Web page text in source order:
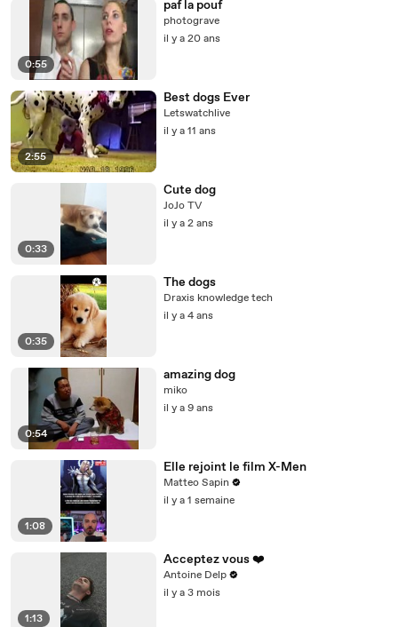
0:55
paf la pouf
photograve
il y a 20 ans
2:55
Best dogs Ever
Letswatchlive
il y a 11 ans
0:33
Cute dog
JoJo TV
il y a 2 ans
0:35
The dogs
Draxis knowledge tech
il y a 4 ans
0:54
amazing dog
miko
il y a 9 ans
1:08
Elle rejoint le film X-Men
Matteo Sapin
il y a 1 semaine
1:13
Acceptez vous ❤️
Antoine Delp
il y a 3 mois